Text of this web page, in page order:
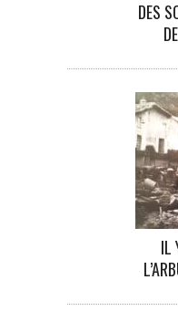
DES
IL